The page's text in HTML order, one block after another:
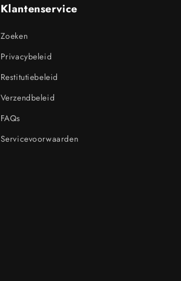
Klantenservice
Zoeken
Privacybeleid
Restitutiebeleid
Verzendbeleid
FAQs
Servicevoorwaarden